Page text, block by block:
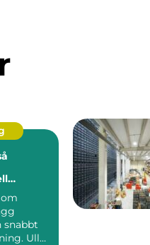
snabbt
Ull